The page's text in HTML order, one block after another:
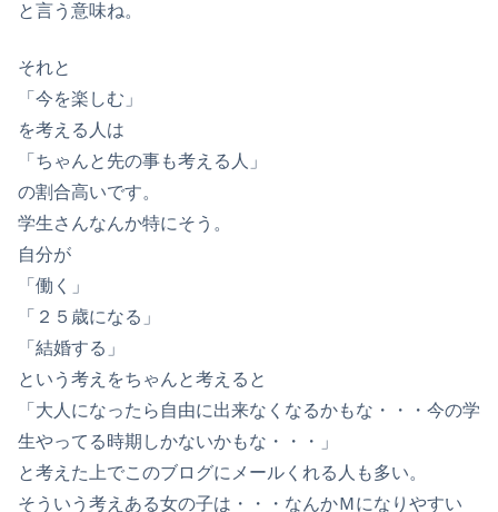
と言う意味ね。
それと
「今を楽しむ」
を考える人は
「ちゃんと先の事も考える人」
の割合高いです。
学生さんなんか特にそう。
自分が
「働く」
「２５歳になる」
「結婚する」
という考えをちゃんと考えると
「大人になったら自由に出来なくなるかもな・・・今の学
生やってる時期しかないかもな・・・」
と考えた上でこのブログにメールくれる人も多い。
そういう考えある女の子は・・・なんかＭになりやすい